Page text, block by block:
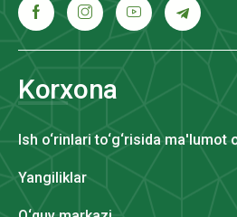
Korxona
Ish o‘rinlari to‘g‘risida
Yangiliklar